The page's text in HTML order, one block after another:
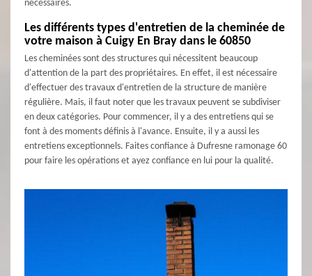
nécessaires.
Les différents types d'entretien de la cheminée de
votre maison à Cuigy En Bray dans le 60850
Les cheminées sont des structures qui nécessitent beaucoup
d'attention de la part des propriétaires. En effet, il est nécessaire
d'effectuer des travaux d'entretien de la structure de manière
régulière. Mais, il faut noter que les travaux peuvent se subdiviser
en deux catégories. Pour commencer, il y a des entretiens qui se
font à des moments définis à l'avance. Ensuite, il y a aussi les
entretiens exceptionnels. Faites confiance à Dufresne ramonage 60
pour faire les opérations et ayez confiance en lui pour la qualité.